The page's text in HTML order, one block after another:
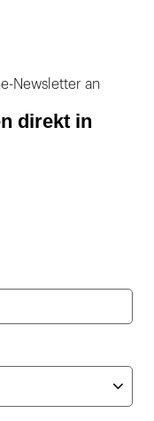
Newsletter an
direkt in